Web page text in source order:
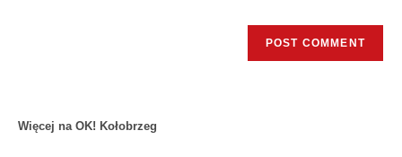
Więcej na OK! Kołobrzeg